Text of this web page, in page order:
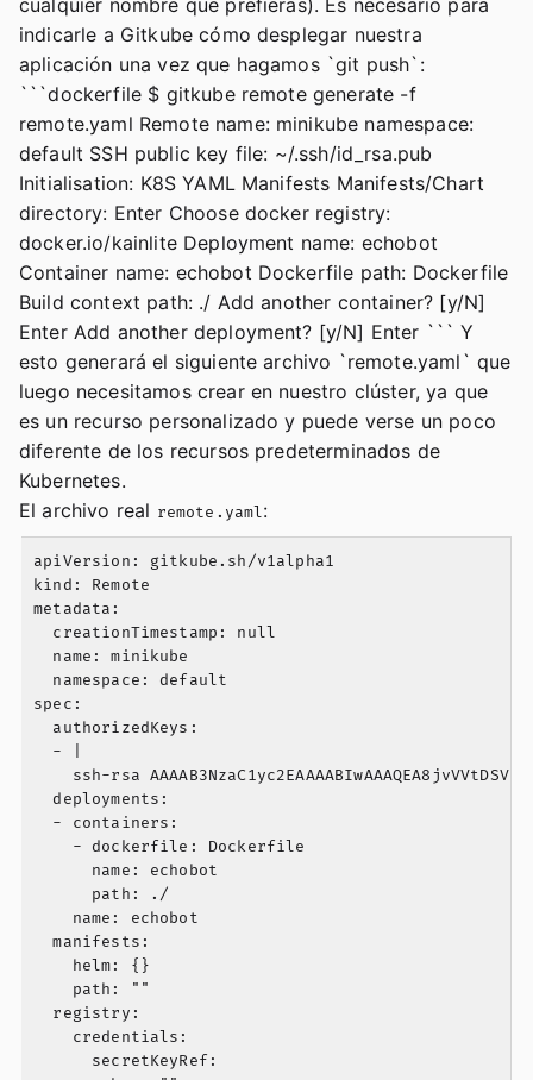
cualquier nombre que prefieras). Es necesario para
indicarle a Gitkube cómo desplegar nuestra
aplicación una vez que hagamos `git push`:
```dockerfile $ gitkube remote generate -f
remote.yaml Remote name: minikube namespace:
default SSH public key file: ~/.ssh/id_rsa.pub
Initialisation: K8S YAML Manifests Manifests/Chart
directory: Enter Choose docker registry:
docker.io/kainlite Deployment name: echobot
Container name: echobot Dockerfile path: Dockerfile
Build context path: ./ Add another container? [y/N]
Enter Add another deployment? [y/N] Enter ``` Y
esto generará el siguiente archivo `remote.yaml` que
luego necesitamos crear en nuestro clúster, ya que
es un recurso personalizado y puede verse un poco
diferente de los recursos predeterminados de
Kubernetes.
El archivo real remote.yaml:
apiVersion: gitkube.sh/v1alpha1
kind: Remote
metadata:
  creationTimestamp: null
  name: minikube
  namespace: default
spec:
  authorizedKeys:
  - |
ssh-rsa
  deployments:
  - containers:
    - dockerfile: Dockerfile
      name: echobot
      path: ./
    name: echobot
  manifests:
    helm: {}
    path: ""
  registry:
    credentials:
      secretKeyRef: